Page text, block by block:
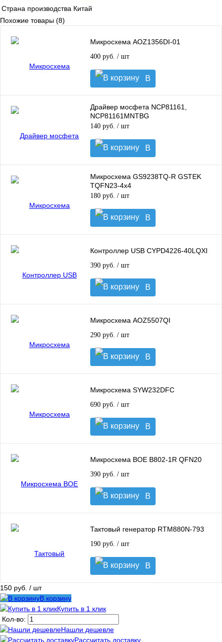
Страна производства Китай
Похожие товары (8)
Микросхема AOZ1356DI-01
400 руб. / шт
В
корзину
Драйвер мосфета NCP81161,
NCP81161MNTBG
140 руб. / шт
В
корзину
Микросхема GS9238TQ-R GSTEK
TQFN23-4x4
180 руб. / шт
В
корзину
Контроллер USB CYPD4226-40LQXI
390 руб. / шт
В
корзину
Микросхема AOZ5507QI
290 руб. / шт
В
корзину
Микросхема SYW232DFC
690 руб. / шт
В
корзину
Микросхема BOE B802-1R QFN20
390 руб. / шт
В
корзину
Тактовый генератор RTM880N-793
190 руб. / шт
В
корзину
150 руб. / шт
В корзину
Купить в 1 клик
Кол-во:
Нашли дешевле
Рассчитать доставку